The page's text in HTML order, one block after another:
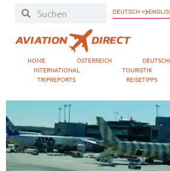
DEUTSCH »
HOME ÖSTERREICH
INTERNATIONAL
TOURISTIK
TRIPREPORTS
REISETIPPS